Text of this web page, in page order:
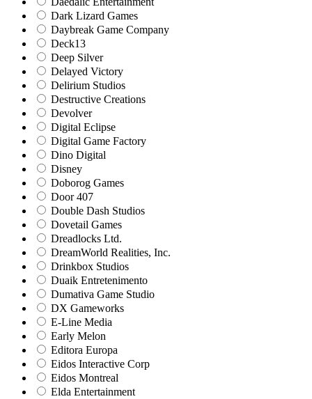
Dark Lizard Games
Daybreak Game Company
Deck13
Deep Silver
Delayed Victory
Delirium Studios
Destructive Creations
Devolver
Digital Eclipse
Digital Game Factory
Dino Digital
Disney
Doborog Games
Door 407
Double Dash Studios
Dovetail Games
Dreadlocks Ltd.
DreamWorld Realities, Inc.
Drinkbox Studios
Duaik Entretenimento
Dumativa Game Studio
DX Gameworks
E-Line Media
Early Melon
Editora Europa
Eidos Interactive Corp
Eidos Montreal
Elda Entertainment